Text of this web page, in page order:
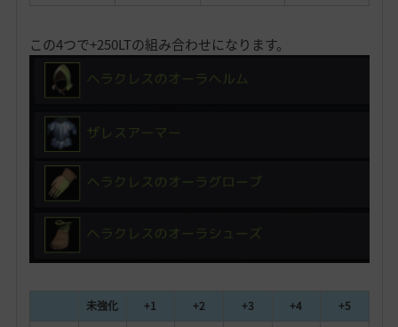
この4つで+250LTの組み合わせになります。
未強化 +1 +2 +3 +4
+5